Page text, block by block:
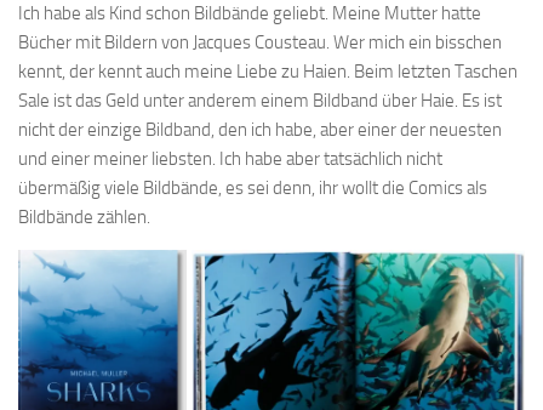
Ich habe als Kind schon Bildbände geliebt. Meine Mutter hatte
Bücher mit Bildern von Jacques Cousteau. Wer mich ein bisschen
kennt, der kennt auch meine Liebe zu Haien. Beim letzten Taschen
Sale ist das Geld unter anderem einem Bildband über Haie. Es ist
nicht der einzige Bildband, den ich habe, aber einer der neuesten
und einer meiner liebsten. Ich habe aber tatsächlich nicht
übermäßig viele Bildbände, es sei denn, ihr wollt die Comics als
Bildbände zählen.